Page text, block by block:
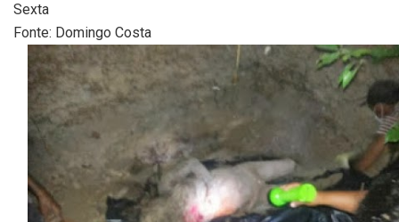
Sexta
Fonte: Domingo Costa